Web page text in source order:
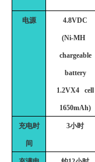
电源 4.8VDC
(Ni-MH
chargeable
battery
1.2VX4 cell
1650mAh)
充电时
间
3小时